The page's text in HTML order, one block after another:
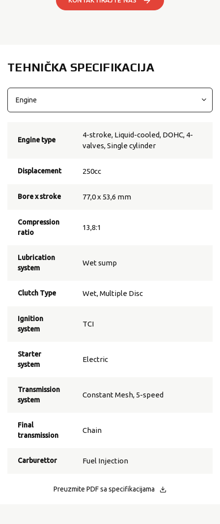
TEHNIČKA SPECIFIKACIJA
Engine type
4-stroke, Liquid-cooled, DOHC, 4-
valves, Single cylinder
Displacement 250cc
Bore x stroke 77,0 x 53,6 mm
Compression
ratio
13,8:1
Lubrication
system
Wet sump
Clutch Type Wet, Multiple Disc
Ignition
system
TCI
Starter
system
Electric
Transmission
system
Constant Mesh, 5-speed
Final
transmission
Chain
Carburettor Fuel Injection
Preuzmite PDF sa specifikacijama